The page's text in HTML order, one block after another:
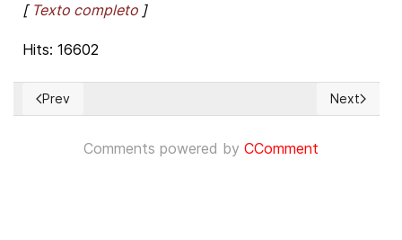
[ Texto completo ]
Hits: 16602
Previous article: Observatorio Boliviano de Derechos
Prev Next
Next
Comments powered by CComment